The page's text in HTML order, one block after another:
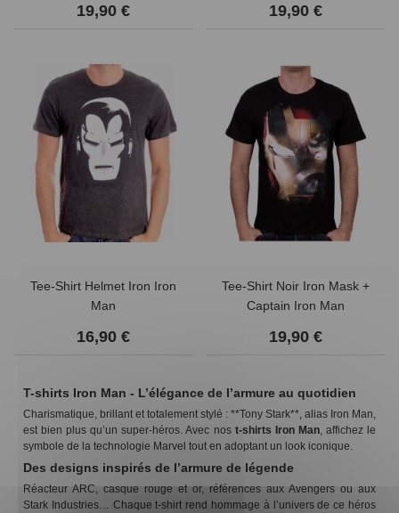
19,90 € 19,90 €
Tee-Shirt Helmet Iron Iron
Man
16,90 €
Tee-Shirt Noir Iron Mask +
Captain Iron Man
19,90 €
T-shirts Iron Man - L’élégance de l’armure au quotidien
Charismatique, brillant et totalement stylé : **Tony Stark**, alias Iron Man,
est bien plus qu’un super-héros. Avec nos t-shirts Iron Man, affichez le
symbole de la technologie Marvel tout en adoptant un look iconique.
Des designs inspirés de l’armure de légende
Réacteur ARC, casque rouge et or, références aux Avengers ou aux
Stark Industries… Chaque t-shirt rend hommage à l’univers de ce héros